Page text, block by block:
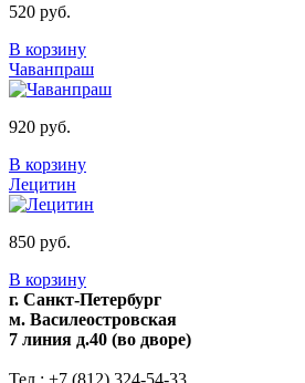
520 руб.
В корзину
Чаванпраш
920 руб.
В корзину
Лецитин
850 руб.
В корзину
г. Санкт-Петербург
м. Василеостровская
7 линия д.40 (во дворе)
Тел.: +7 (812) 324-54-33